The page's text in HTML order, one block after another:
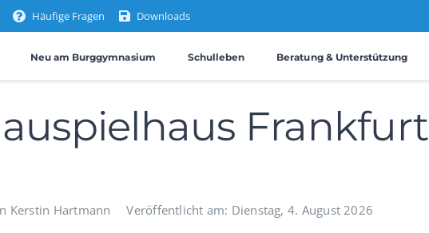
Häufige Fragen Downloads
Neu am Burggymnasium Schulleben Beratung & Unterstützung
Frankfurt
Kerstin Hartmann Veröffentlicht am: Dienstag, 4. August 2026